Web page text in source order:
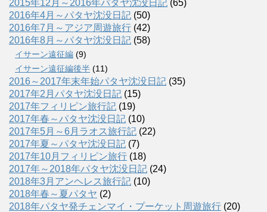
2015年12月～2016年パタヤ沈没日記 (65)
2016年4月～パタヤ沈没日記 (50)
2016年7月～アジア周遊旅行 (42)
2016年8月～パタヤ沈没日記 (58)
イサーン遠征編 (9)
イサーン遠征編後半 (11)
2016～2017年末年始パタヤ沈没日記 (35)
2017年2月パタヤ沈没日記 (15)
2017年フィリピン旅行記 (19)
2017年春～パタヤ沈没日記 (10)
2017年5月～6月ラオス旅行記 (22)
2017年夏～パタヤ沈没日記 (7)
2017年10月フィリピン旅行 (18)
2017年～2018年パタヤ沈没日記 (24)
2018年3月アンヘレス旅行記 (10)
2018年春～夏パタヤ (2)
2018年パタヤ発チェンマイ・プーケット周遊旅行 (20)